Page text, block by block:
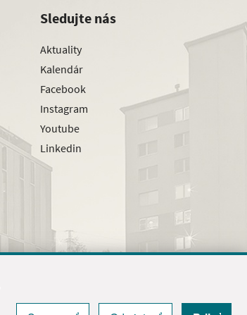
Sledujte nás
Aktuality
Kalendár
Facebook
Instagram
Youtube
Linkedin